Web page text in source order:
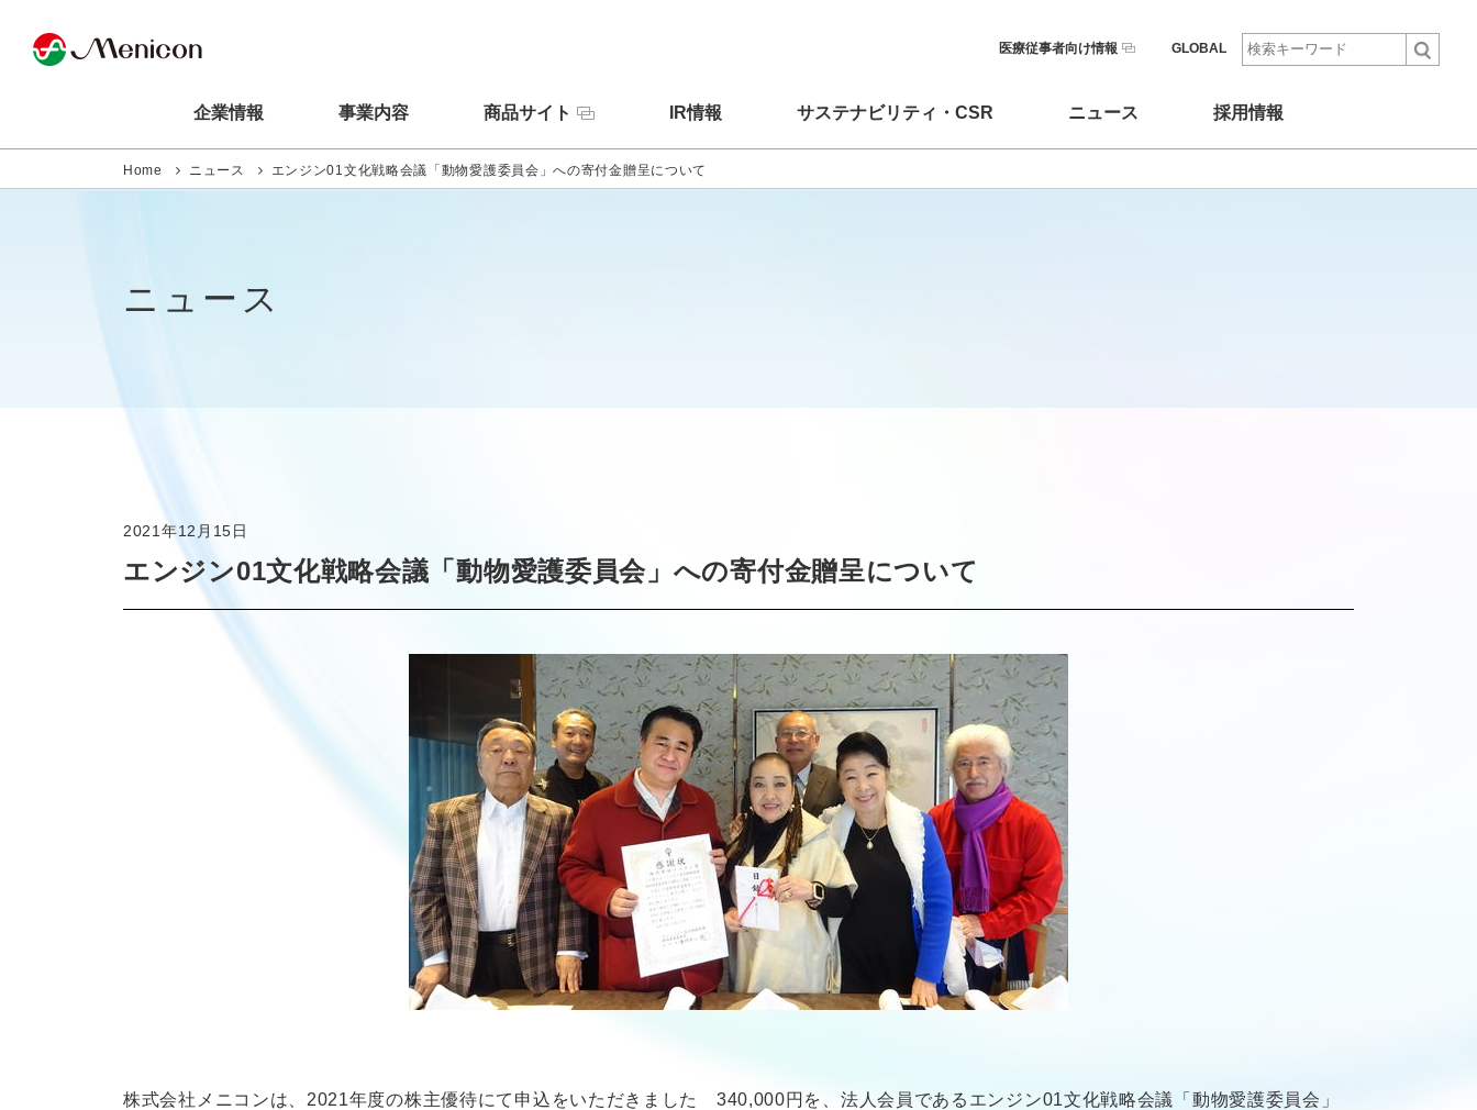
企業情報 事業内容 商品サイト IR情報 サステナビリティ・CSR ニュース 採用情報
医療従事者向け情報 GLOBAL
Home ニュース エンジン01文化戦略会議「動物愛護委員会」への寄付金贈呈について
ニュース
2021年12月15日
エンジン01文化戦略会議「動物愛護委員会」への寄付金贈呈について
株式会社メニコンは、2021年度の株主優待にて申込をいただきました 340,000円を、法人会員であるエンジン01文化戦略会議「動物愛護委員会」